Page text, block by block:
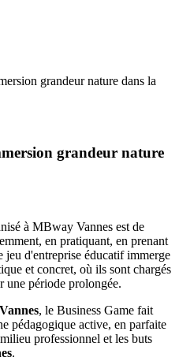
grandeur nature dans la
grandeur nature
à MBway Vannes est de
en pratiquant, en prenant
jeu d'entreprise éducatif immerge
et concret, où ils sont chargés
une période prolongée.
, le Business Game fait
pédagogique active, en parfaite
professionnel et les buts
.